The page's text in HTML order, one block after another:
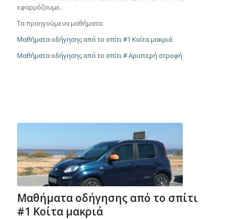
εφαρμόζουμε.
Τα προηγούμενα μαθήματα:
Μαθήματα οδήγησης από το σπίτι #1 Κοίτα μακριά
Μαθήματα οδήγησης από το σπίτι # Αριστερή στροφή
Μαθήματα οδήγησης από το σπίτι
#1 Κοίτα μακριά